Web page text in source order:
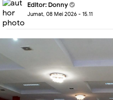
Editor: Donny
Jumat, 08 Mei 2026 - 15.11